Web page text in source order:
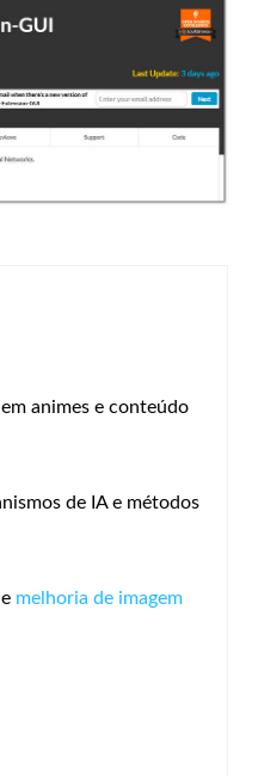
animes e conteúdo
de IA e métodos
melhoria de imagem